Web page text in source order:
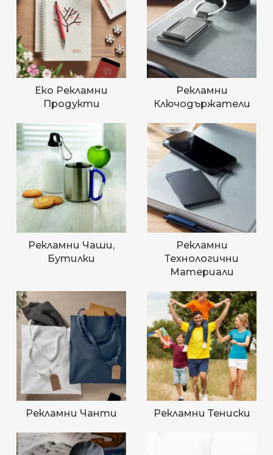
Еко Рекламни
Продукти
Рекламни
Ключодържатели
Рекламни Чаши,
Бутилки
Рекламни
Технологични
Материали
Рекламни Чанти Рекламни Тениски